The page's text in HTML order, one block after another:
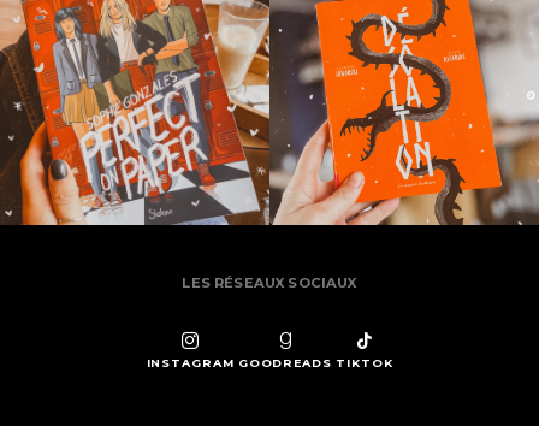
LES RÉSEAUX SOCIAUX
INSTAGRAM GOODREADS TIKTOK